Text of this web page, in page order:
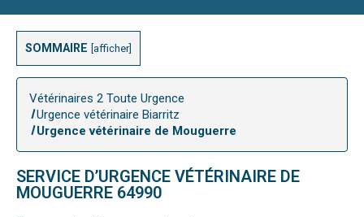
SOMMAIRE afficher
Vétérinaires 2 Toute Urgence
Urgence vétérinaire Biarritz
Urgence vétérinaire de Mouguerre
SERVICE D’URGENCE VÉTÉRINAIRE DE
MOUGUERRE 64990